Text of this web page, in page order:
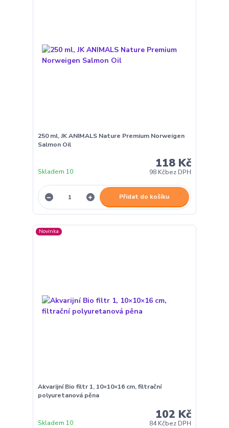
250 ml, JK ANIMALS Nature Premium Norweigen
Salmon Oil
118 Kč
98 Kčbez DPH
Skladem 10
Přidat do košíku
Novinka
Akvarijní Bio filtr 1, 10×10×16 cm, filtrační
polyuretanová pěna
102 Kč
84 Kčbez DPH
Skladem 10